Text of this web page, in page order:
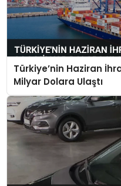
Türkiye’nin Haziran
Milyar Dolara Ulaştı